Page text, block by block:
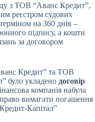
з ТОВ “Аванс Кредит”,
реєстром судових
на 360 днів –
підпису, а кошти
за договором
Кредит” та ТОВ
було укладено договір
компанія набула
вимагати погашення
Капітал”